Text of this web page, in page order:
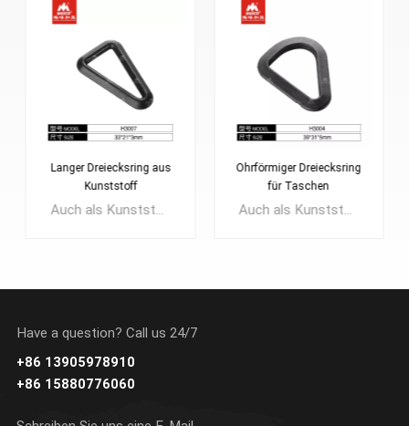
Langer Dreiecksring aus
Kunststoff
Auch als Kunststoff-Tri-Ring, Tri-Loop oder Dreiecksring bekannt. Verwendung: 1. Wird häufig an Gurtbändern oder Riemen als Befestigungsmaterial für die Riemenbefestigung verwendet. 2. Wird als Aufhänge- oder Verbindungszubehör verwendet, indem es am Ende des Riemens befestigt wird. Anschließend kann es an einem Karabinerhaken, einem Ösenhaken usw. aufgehängt werden. 3. Wird als Riementrenner verwendet, um den Riemen zu „teilen“ oder zu „trennen“. einfach bis doppelt. Sie kommen meist als Set in Rucksäcken zum Einsatz.
ERFAHREN SIE
Ohrförmiger Dreiecksring
für Taschen
Auch als Kunststoff-Tri-Ring, Tri-Loop oder Dreiecksring bekannt. Verwendung: 1. Wird häufig an Gurtbändern oder Riemen als Befestigungsmaterial für die Riemenbefestigung verwendet. 2. Wird als Aufhänge- oder Verbindungszubehör verwendet, indem es am Ende des Riemens befestigt wird. Anschließend kann es an einem Karabinerhaken, einem Ösenhaken usw. aufgehängt werden. 3. Wird als Riementrenner verwendet, um den Riemen zu „teilen“ oder zu „trennen“. einfach bis doppelt. Sie kommen meist als Set in Rucksäcken zum Einsatz.
Have a question? Call us 24/7
+86 13905978910
+86 15880776060